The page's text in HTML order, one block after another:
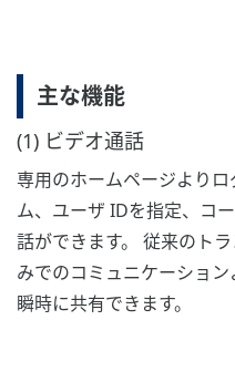
主な機能
(1) ビデオ通話
専用のホームページより
ム、ユーザ IDを指定、コ
話ができます。 従来のト
みでのコミュニケーショ
瞬時に共有できます。